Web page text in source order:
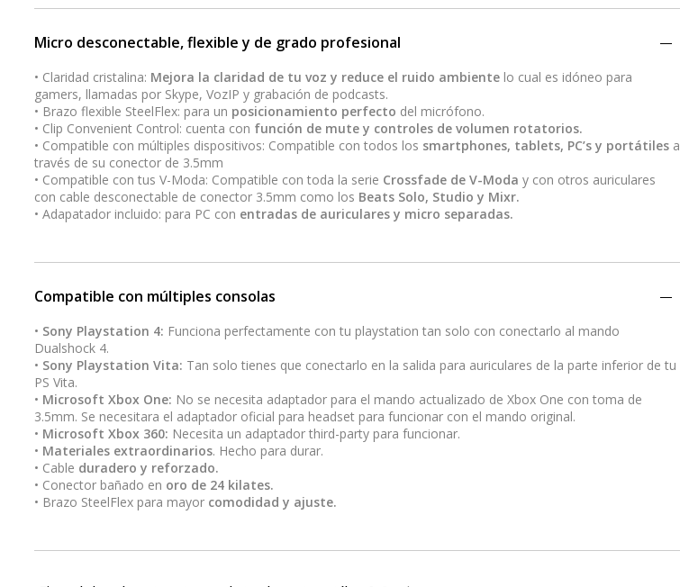
Micro desconectable, flexible y de grado profesional
• Claridad cristalina: Mejora la claridad de tu voz y reduce el ruido ambiente lo cual es idóneo para
gamers, llamadas por Skype, VozIP y grabación de podcasts.
• Brazo flexible SteelFlex: para un posicionamiento perfecto del micrófono.
• Clip Convenient Control: cuenta con función de mute y controles de volumen rotatorios.
• Compatible con múltiples dispositivos: Compatible con todos los smartphones, tablets, PC’s y portátiles a
través de su conector de 3.5mm
• Compatible con tus V-Moda: Compatible con toda la serie Crossfade de V-Moda y con otros auriculares
con cable desconectable de conector 3.5mm como los Beats Solo, Studio y Mixr.
• Adapatador incluido: para PC con entradas de auriculares y micro separadas.
Compatible con múltiples consolas
• Sony Playstation 4: Funciona perfectamente con tu playstation tan solo con conectarlo al mando
Dualshock 4.
• Sony Playstation Vita: Tan solo tienes que conectarlo en la salida para auriculares de la parte inferior de tu
PS Vita.
• Microsoft Xbox One: No se necesita adaptador para el mando actualizado de Xbox One con toma de
3.5mm. Se necesitara el adaptador oficial para headset para funcionar con el mando original.
• Microsoft Xbox 360: Necesita un adaptador third-party para funcionar.
• Materiales extraordinarios. Hecho para durar.
• Cable duradero y reforzado.
• Conector bañado en oro de 24 kilates.
• Brazo SteelFlex para mayor comodidad y ajuste.